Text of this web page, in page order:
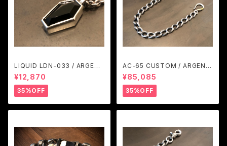
LIQUID LDN-033 / ARGENT
GLEAM
¥12,870
35%OFF
AC-65 CUSTOM / ARGENT
GLEAM
¥85,085
35%OFF